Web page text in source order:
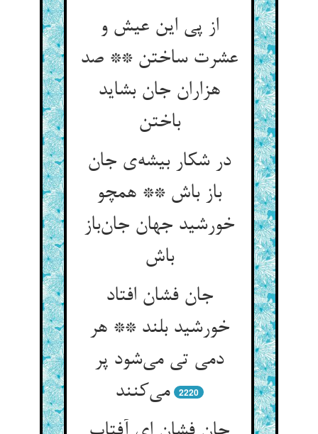
از پی این عیش و
عشرت ساختن ** صد
هزاران جان بشاید
باختن‌‌
در شکار بیشه‌‌ی جان
باز باش ** همچو
خورشید جهان جان‌‌باز
باش‌‌
جان فشان افتاد
خورشید بلند ** هر
دمی تی می‌‌شود پر
می‌‌کنند
2220